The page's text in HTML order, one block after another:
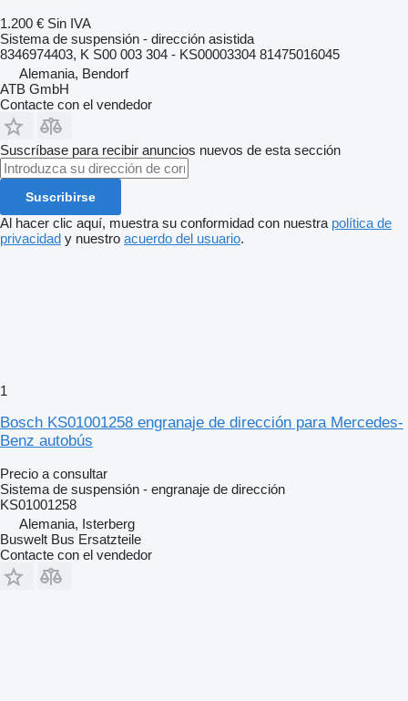
1.200 € Sin IVA
Sistema de suspensión - dirección asistida
8346974403, K S00 003 304 - KS00003304 81475016045
Alemania, Bendorf
ATB GmbH
Contacte con el vendedor
Suscríbase para recibir anuncios nuevos de esta sección
Suscribirse
Al hacer clic aquí, muestra su conformidad con nuestra política de
privacidad y nuestro acuerdo del usuario.
1
Bosch KS01001258 engranaje de dirección para Mercedes-
Benz autobús
Precio a consultar
Sistema de suspensión - engranaje de dirección
KS01001258
Alemania, Isterberg
Buswelt Bus Ersatzteile
Contacte con el vendedor